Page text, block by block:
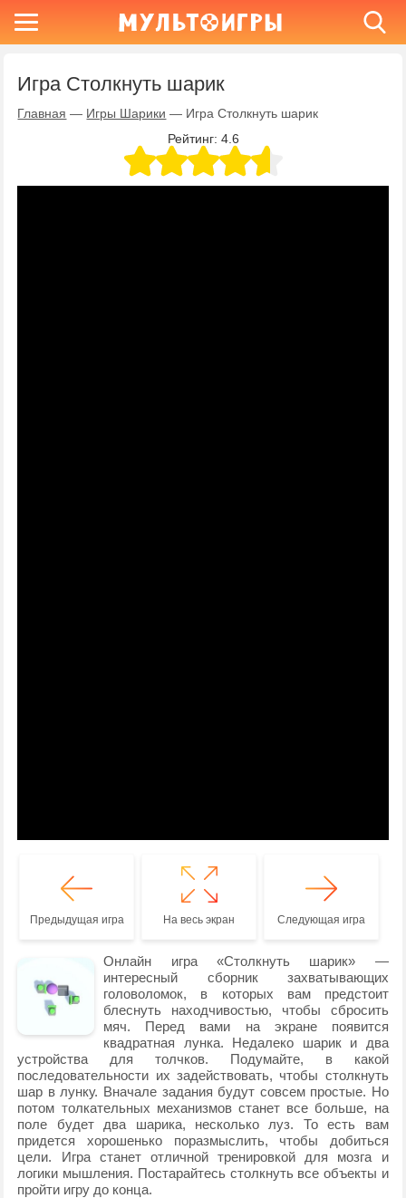
Игра Столкнуть шарик
Главная — Игры Шарики — Игра Столкнуть шарик
Рейтинг: 4.6
Предыдущая игра На весь экран Следующая игра
Онлайн игра «Столкнуть шарик» —
интересный сборник захватывающих
головоломок, в которых вам предстоит
блеснуть находчивостью, чтобы сбросить
мяч. Перед вами на экране появится
квадратная лунка. Недалеко шарик и два
устройства для толчков. Подумайте, в какой
последовательности их задействовать, чтобы столкнуть
шар в лунку. Вначале задания будут совсем простые. Но
потом толкательных механизмов станет все больше, на
поле будет два шарика, несколько луз. То есть вам
придется хорошенько поразмыслить, чтобы добиться
цели. Игра станет отличной тренировкой для мозга и
логики мышления. Постарайтесь столкнуть все объекты и
пройти игру до конца.